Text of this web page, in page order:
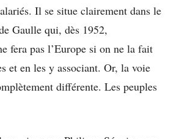
Il se situe clairement dans le
Gaulle qui, dès 1952,
fera pas l’Europe si on ne la fait
et en les y associant. Or, la voie
différente. Les peuples